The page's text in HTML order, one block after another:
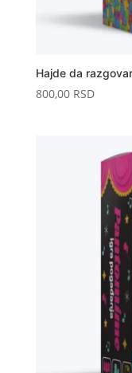
Hajde da
800,00 RSD